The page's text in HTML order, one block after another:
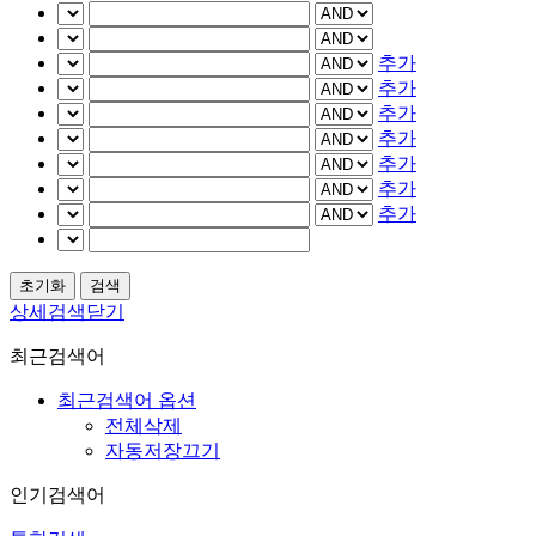
추가
추가
추가
추가
추가
추가
추가
상세검색닫기
최근검색어
최근검색어 옵션
전체삭제
자동저장끄기
인기검색어